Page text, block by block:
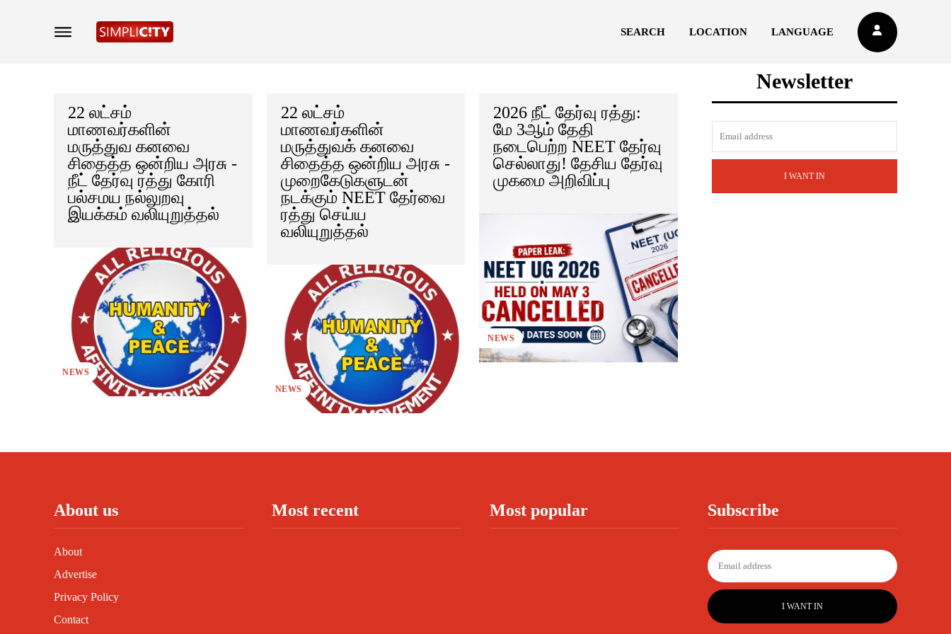
SEARCH LOCATION LANGUAGE
22 லட்சம்
மாணவர்களின்
மருத்துவ கனவை
சிதைத்த ஒன்றிய அரசு -
நீட் தேர்வு ரத்து கோரி
பல்சமய நல்லுறவு
இயக்கம் வலியுறுத்தல்
NEWS
22 லட்சம்
மாணவர்களின்
மருத்துவக் கனவை
சிதைத்த ஒன்றிய அரசு -
முறைகேடுகளுடன்
நடக்கும் NEET தேர்வை
ரத்து செய்ய
வலியுறுத்தல்
NEWS
2026 நீட் தேர்வு ரத்து:
மே 3ஆம் தேதி
நடைபெற்ற NEET தேர்வு
செல்லாது! தேசிய தேர்வு
முகமை அறிவிப்பு
NEWS
Newsletter
I WANT IN
About us
About
Advertise
Privacy Policy
Contact
Most recent Most popular Subscribe
I WANT IN